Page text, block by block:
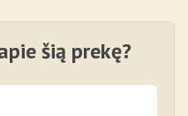
šią prekę?